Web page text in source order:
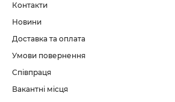
Контакти
Новини
Доставка та оплата
Умови повернення
Співпраця
Вакантні місця